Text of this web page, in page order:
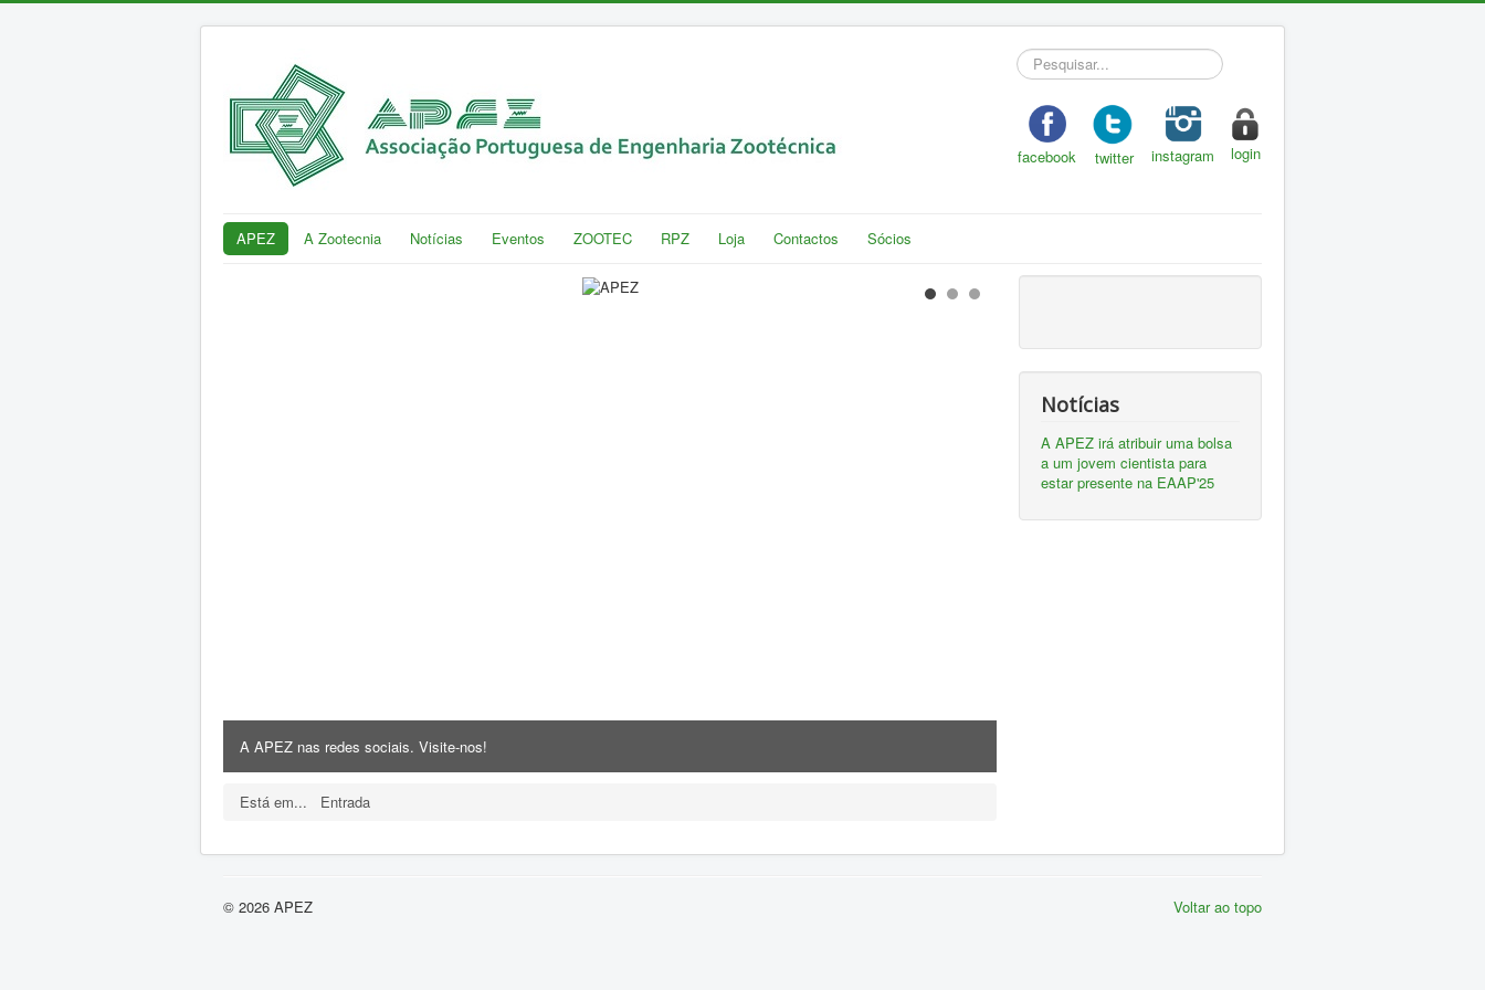
Pesquisar...
facebook twitter instagram login
APEZ A Zootecnia Notícias Eventos ZOOTEC RPZ Loja Contactos Sócios
A APEZ nas redes sociais. Visite-nos!
Está em... Entrada
Notícias
A APEZ irá atribuir uma bolsa
a um jovem cientista para
estar presente na EAAP'25
Voltar ao topo
© 2026 APEZ